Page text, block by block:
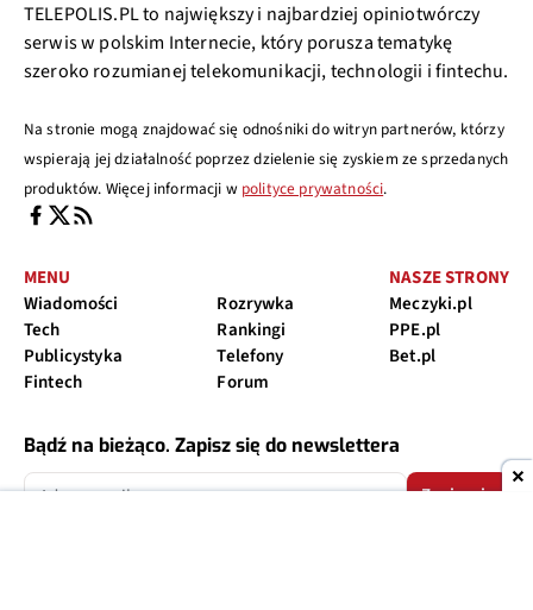
TELEPOLIS.PL to największy i najbardziej opiniotwórczy
serwis w polskim Internecie, który porusza tematykę
szeroko rozumianej telekomunikacji, technologii i fintechu.
Na stronie mogą znajdować się odnośniki do witryn partnerów, którzy
wspierają jej działalność poprzez dzielenie się zyskiem ze sprzedanych
produktów. Więcej informacji w polityce prywatności.
MENU
Wiadomości
Tech
Publicystyka
Fintech
Rozrywka
Rankingi
Telefony
Forum
NASZE STRONY
Meczyki.pl
PPE.pl
Bet.pl
Bądź na bieżąco. Zapisz się do newslettera
Zapisz się